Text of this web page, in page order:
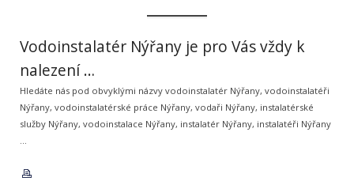
Vodoinstalatér Nýřany je pro Vás vždy k
nalezení …
Hledáte nás pod obvyklými názvy vodoinstalatér Nýřany, vodoinstalatéři
Nýřany, vodoinstalatérské práce Nýřany, vodaři Nýřany, instalatérské
služby Nýřany, vodoinstalace Nýřany, instalatér Nýřany, instalatéři Nýřany